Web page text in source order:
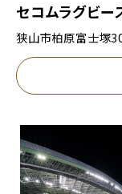
セコムラグビー
狭山市柏原富士塚